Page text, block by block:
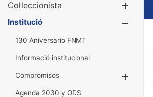
Col·leccionista
Institució
130 Aniversario FNMT
Informació institucional
Compromisos
Agenda 2030 y ODS